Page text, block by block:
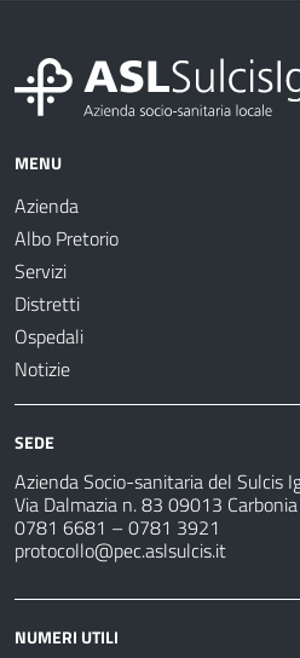
MENU
Azienda
Albo Pretorio
Servizi
Distretti
Ospedali
Notizie
SEDE
Azienda Socio-sanitaria del Sulcis
Via Dalmazia n. 83 09013 Carbonia
0781 6681 – 0781 3921
protocollo@pec.aslsulcis.it
NUMERI UTILI